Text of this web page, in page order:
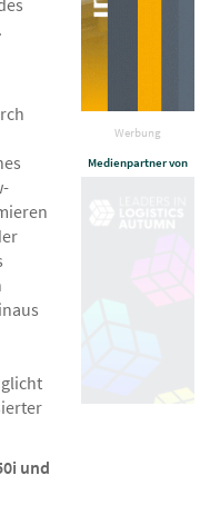
Werbung
Medienpartner von
und